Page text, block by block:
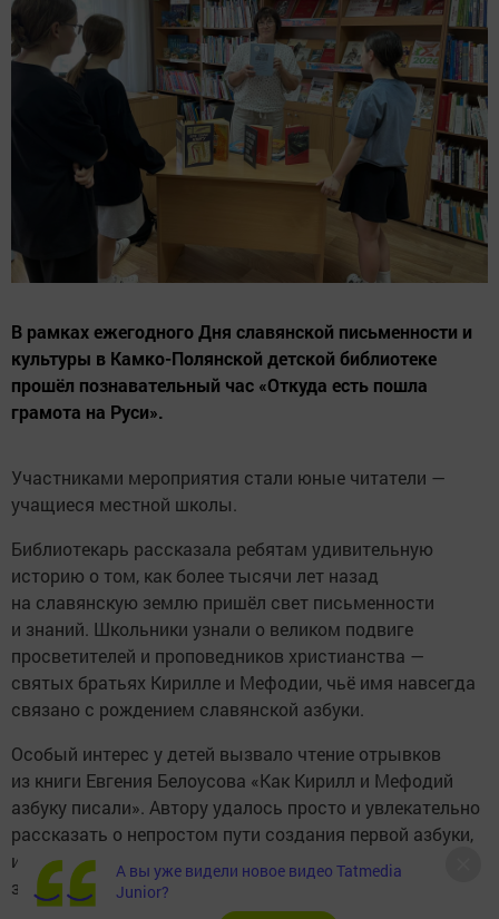
В рамках ежегодного Дня славянской письменности и
культуры в Камко-Полянской детской библиотеке
прошёл познавательный час «Откуда есть пошла
грамота на Руси».
Участниками мероприятия стали юные читатели —
учащиеся местной школы.
Библиотекарь рассказала ребятам удивительную
историю о том, как более тысячи лет назад
на славянскую землю пришёл свет письменности
и знаний. Школьники узнали о великом подвиге
просветителей и проповедников христианства —
святых братьях Кирилле и Мефодии, чьё имя навсегда
связано с рождением славянской азбуки.
Особый интерес у детей вызвало чтение отрывков
из книги Евгения Белоусова «Как Кирилл и Мефодий
азбуку писали». Автору удалось просто и увлекательно
рассказать о непростом пути создания первой азбуки,
и юные слушатели с большим вниманием следили
за сюжетом.
А вы уже видели новое видео Tatmedia
Junior?